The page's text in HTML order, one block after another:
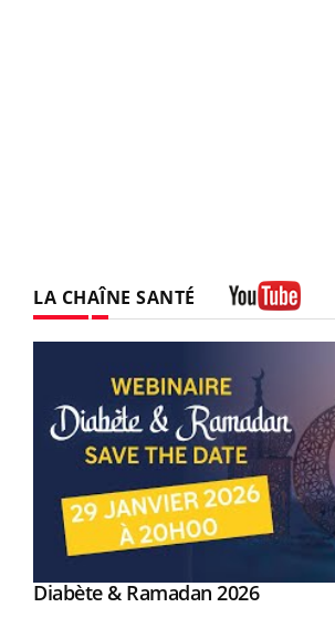
LA CHAÎNE SANTÉ
Youtube
Diabète & Ramadan 2026Youtube